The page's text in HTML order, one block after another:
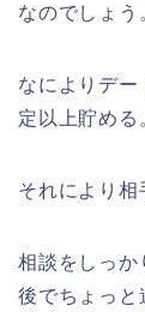
なのでしょう
なによりデー
定以上貯める
それにより相
相談をしっか
後でちょっと